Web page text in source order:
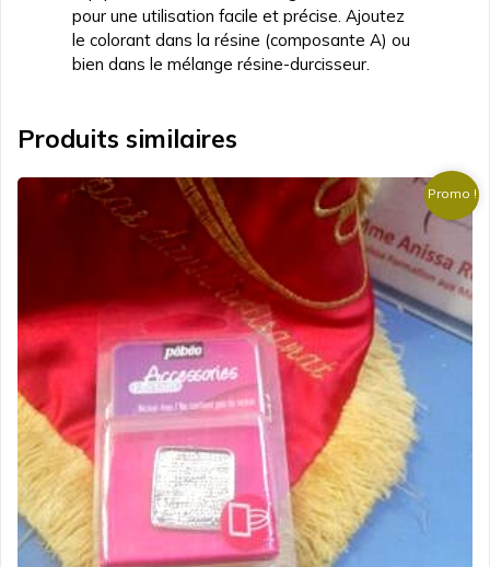
pour une utilisation facile et précise. Ajoutez
le colorant dans la résine (composante A) ou
bien dans le mélange résine-durcisseur.
Produits similaires
Promo !